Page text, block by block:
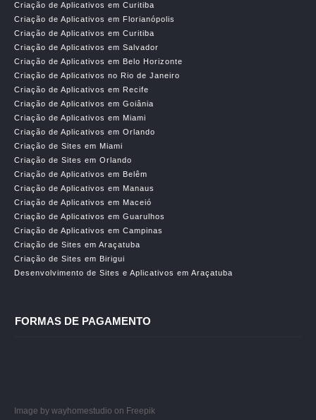
Criação de Aplicativos em Curitiba
Criação de Aplicativos em Florianópolis
Criação de Aplicativos em Curitiba
Criação de Aplicativos em Salvador
Criação de Aplicativos em Belo Horizonte
Criação de Aplicativos no Rio de Janeiro
Criação de Aplicativos em Recife
Criação de Aplicativos em Goiânia
Criação de Aplicativos em Miami
Criação de Aplicativos em Orlando
Criação de Sites em Miami
Criação de Sites em Orlando
Criação de Aplicativos em Belêm
Criação de Aplicativos em Manaus
Criação de Aplicativos em Maceió
Criação de Aplicativos em Guarulhos
Criação de Aplicativos em Campinas
Criação de Sites em Araçatuba
Criação de Sites em Birigui
Desenvolvimento de Sites e Aplicativos em Araçatuba
FORMAS DE PAGAMENTO
Image by wayhomestudio on Freepik